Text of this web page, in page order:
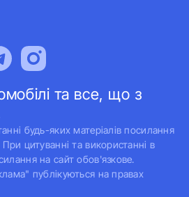
та все, що з
будь-яких матеріалів посилання
цитуванні та використанні в
на сайт обов'язкове.
публікуються на правах